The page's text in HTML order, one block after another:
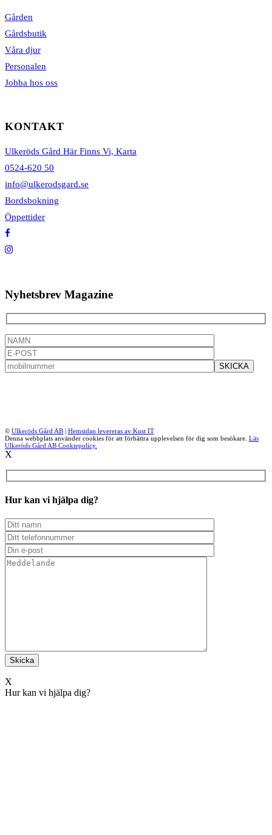
Gården
Gårdsbutik
Våra djur
Personalen
Jobba hos oss
KONTAKT
Ulkeröds Gård Här Finns Vi, Karta
0524-620 50
info@ulkerodsgard.se
Bordsbokning
Öppettider
Nyhetsbrev Magazine
© Ulkeröds Gård AB
Hemsidan levereras av Kust IT
Denna webbplats använder cookies för att förbättra upplevelsen för dig som besökare. Läs
Ulkeröds Gård AB Cookiepolicy.
X
Hur kan vi hjälpa dig?
X
Hur kan vi hjälpa dig?